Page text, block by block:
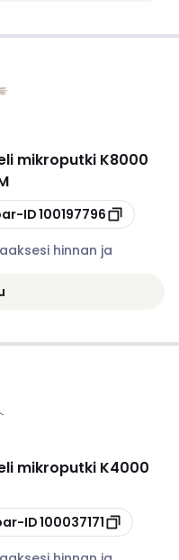
mikroputki K8000
ID100197796
hinnan ja
mikroputki K4000
ID100037171